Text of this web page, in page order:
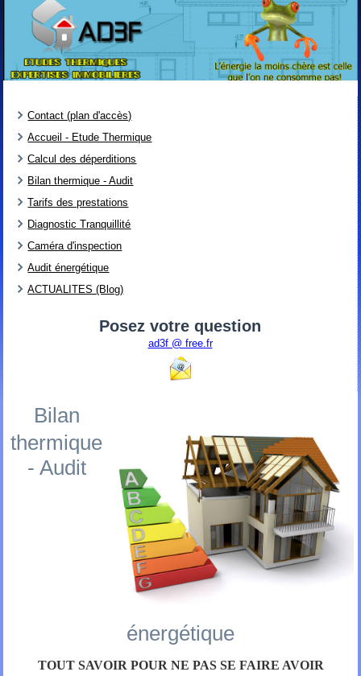
Contact (plan d'accès)
Accueil - Etude Thermique
Calcul des déperditions
Bilan thermique - Audit
Tarifs des prestations
Diagnostic Tranquillité
Caméra d'inspection
Audit énergétique
ACTUALITES (Blog)
Posez votre question
ad3f @ free.fr
Bilan
thermique
- Audit
énergétique
TOUT SAVOIR POUR NE PAS SE FAIRE AVOIR